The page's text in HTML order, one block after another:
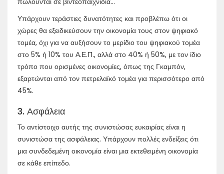
Υπάρχουν τεράστιες δυνατότητες και προβλέπω ότι οι
χώρες θα εξειδικεύσουν την οικονομία τους στον ψηφιακό
τομέα, όχι για να αυξήσουν το μερίδιο του ψηφιακού τομέα
στο 5% ή 10% του Α.Ε.Π., αλλά στο 40% ή 50%, με τον ίδιο
τρόπο που ορισμένες οικονομίες, όπως της Γκαμπόν,
εξαρτώνται από τον πετρελαϊκό τομέα για περισσότερο από
45%.
3. Ασφάλεια
Το αντίστοιχο αυτής της συνιστώσας ευκαιρίας είναι η
συνιστώσα της ασφάλειας. Υπάρχουν πολλές ενδείξεις ότι
μια συνδεδεμένη οικονομία είναι μια εκτεθειμένη οικονομία
σε κάθε επίπεδο.